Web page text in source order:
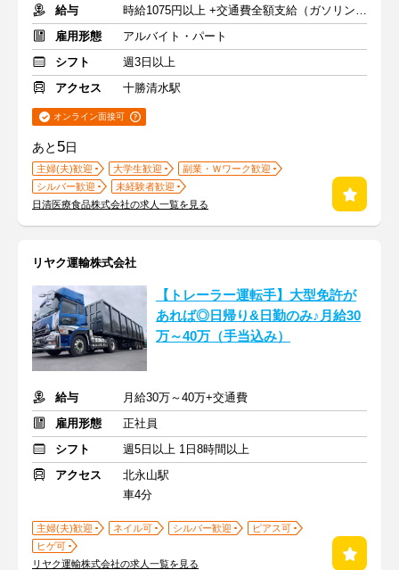
給与
時給1075円以上 +交通費全額支給（ガソリン代も支給）
雇用形態
アルバイト・パート
シフト
週3日以上
アクセス
十勝清水駅
オンライン面接可
あと 5日
主婦(夫)歓迎 大学生歓迎
副業・Ｗワーク歓迎
シルバー歓迎
未経験者歓迎
日清医療食品株式会社の求人一覧を見る
リヤク運輸株式会社
【トレーラー運転手】大型免許が
あれば◎⽇帰り&日勤のみ♪月給30
万～40万（手当込み）
給与
月給30万～40万+交通費
雇用形態
正社員
シフト
週5日以上 1日8時間以上
アクセス
北永山駅
車4分
主婦(夫)歓迎 ネイル可 シルバー歓迎
ピアス可
ヒゲ可
リヤク運輸株式会社の求人一覧を見る